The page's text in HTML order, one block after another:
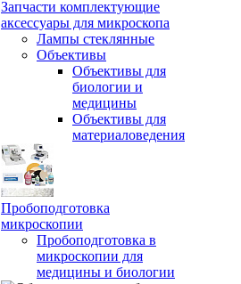
Запчасти комплектующие
аксессуары для микроскопа
Лампы стеклянные
Объективы
Объективы для
биологии и
медицины
Объективы для
материаловедения
Пробоподготовка
микроскопии
Пробоподготовка в
микроскопии для
медицины и биологии